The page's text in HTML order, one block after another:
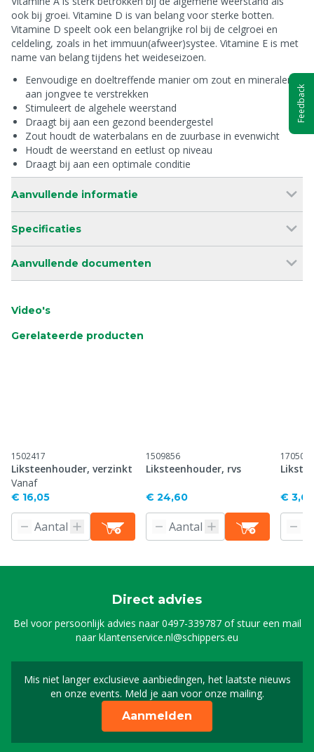
ook bij groei. Vitamine D is van belang voor sterke botten.
Vitamine D speelt ook een belangrijke rol bij de celgroei en
celdeling, zoals in het immuun(afweer)systee. Vitamine E is met
name van belang tijdens het weideseizoen.
Eenvoudige en doeltreffende manier om zout en mineralen
aan jongvee te verstrekken
Stimuleert de algehele weerstand
Draagt bij aan een gezond beendergestel
Zout houdt de waterbalans en de zuurbase in evenwicht
Houdt de weerstand en eetlust op niveau
Draagt bij aan een optimale conditie
Aanvullende informatie
Specificaties
Aanvullende documenten
Video's
Gerelateerde producten
1502417
Liksteenhouder, verzinkt
Vanaf
€ 16,05
1509856
Liksteenhouder, rvs
€ 24,60
1705040
€ 3,68
Direct advies
Bel voor persoonlijk advies naar0497-339787of stuur een mail
naarklantenservice.nl@schippers.eu
Mis niet langer exclusieve aanbiedingen, het laatste nieuws
en onze events. Meld je aan voor onze mailing.
Schrijf je in voor onze
Aanmelden
Feedback